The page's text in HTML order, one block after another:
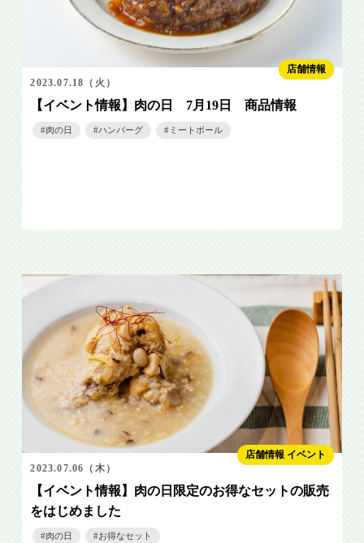
店舗情報
2023.07.18（火）
【イベント情報】肉の日 7月19日 商品情報
肉の日 ハンバーグ ミートボール
店舗情報 イベント
2023.07.06（木）
【イベント情報】肉の日限定のお得なセットの販売
をはじめました
肉の日 お得なセット